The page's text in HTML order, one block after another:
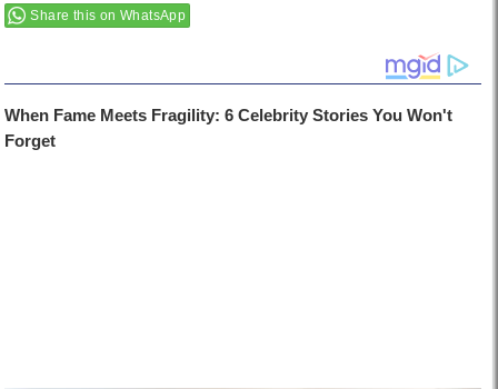
Share this on WhatsApp